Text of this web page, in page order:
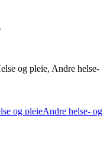
og pleie, Andre helse-
og pleieAndre helse- og